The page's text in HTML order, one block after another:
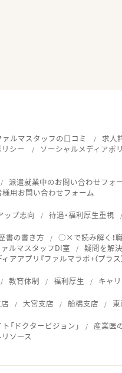
ァルマスタッフの口コミ 求人
シー
ソーシャルメディアポ
派遣就業中のお問い合わせフォ
用お問い合わせフォーム
ップ志向 待遇・福利厚生重視
書の書き方 ○×で読み解く！
ルマスタッフDI室 疑問を解
アアプリ『ファルマラボ+（プラス
教育体制 福利厚生 キャ
大宮支店 船橋支店
「ドクタービジョン」 産業医
ソース